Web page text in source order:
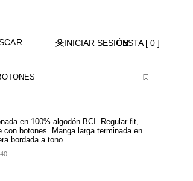
INICIAR SESIÓNCESTA [ 0 ]
en 100% algodón BCI. Regular fit,
botones. Manga larga terminada en
bordada a tono.